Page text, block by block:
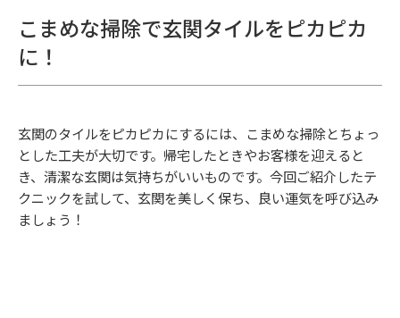
こまめな掃除で玄関タイルをピカピカ
に！
玄関のタイルをピカピカにするには、こまめな掃除とちょっ
とした工夫が大切です。帰宅したときやお客様を迎えると
き、清潔な玄関は気持ちがいいものです。今回ご紹介したテ
クニックを試して、玄関を美しく保ち、良い運気を呼び込み
ましょう！